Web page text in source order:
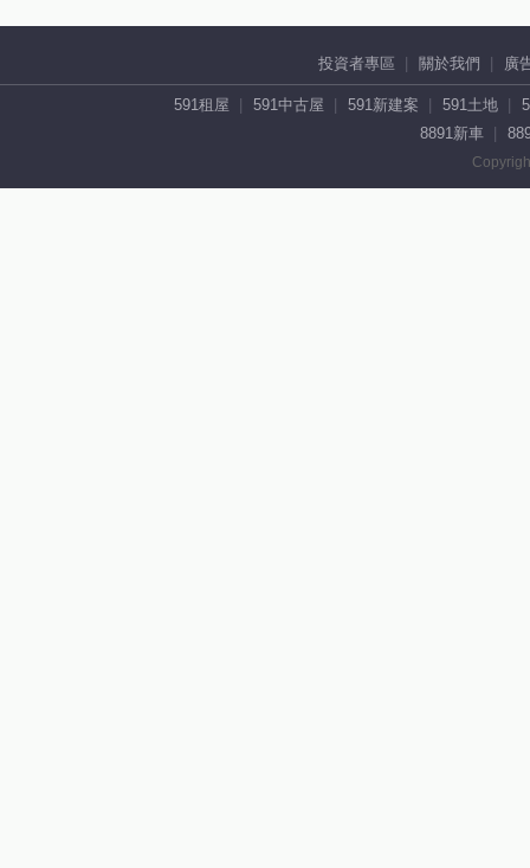
投資者專區 關於我們 廣
591租屋 591中古屋 591新建案 591土地
8891新車